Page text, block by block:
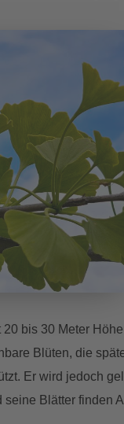
bis 30 Meter
Blüten, die
Er wird jedoch
Blätter